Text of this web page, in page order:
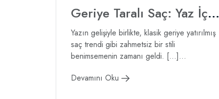
Geriye Taralı Saç: Yaz İçin Mükemmel Bir Güzellik Trendi
Yazın gelişiyle birlikte, klasik geriye yatırılmış
saç trendi gibi zahmetsiz bir stili
benimsemenin zamanı geldi. […]...
Devamını Oku